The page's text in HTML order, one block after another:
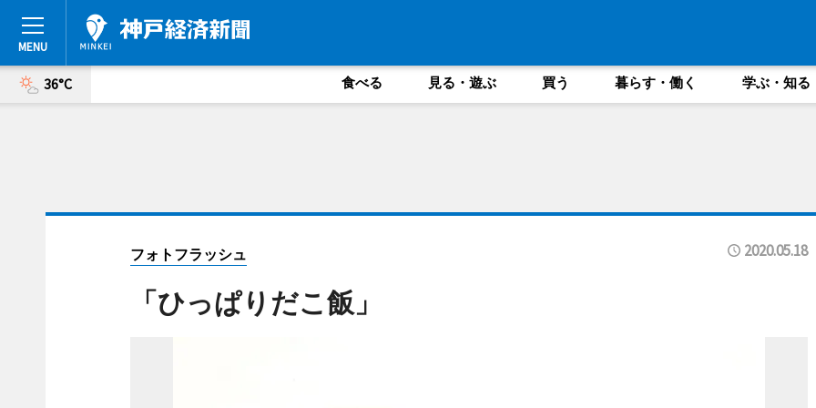
36°C 食べる 見る・遊ぶ 買う 暮らす・働く 学ぶ・知る
フォトフラッシュ 2020.05.18
「ひっぱりだこ飯」